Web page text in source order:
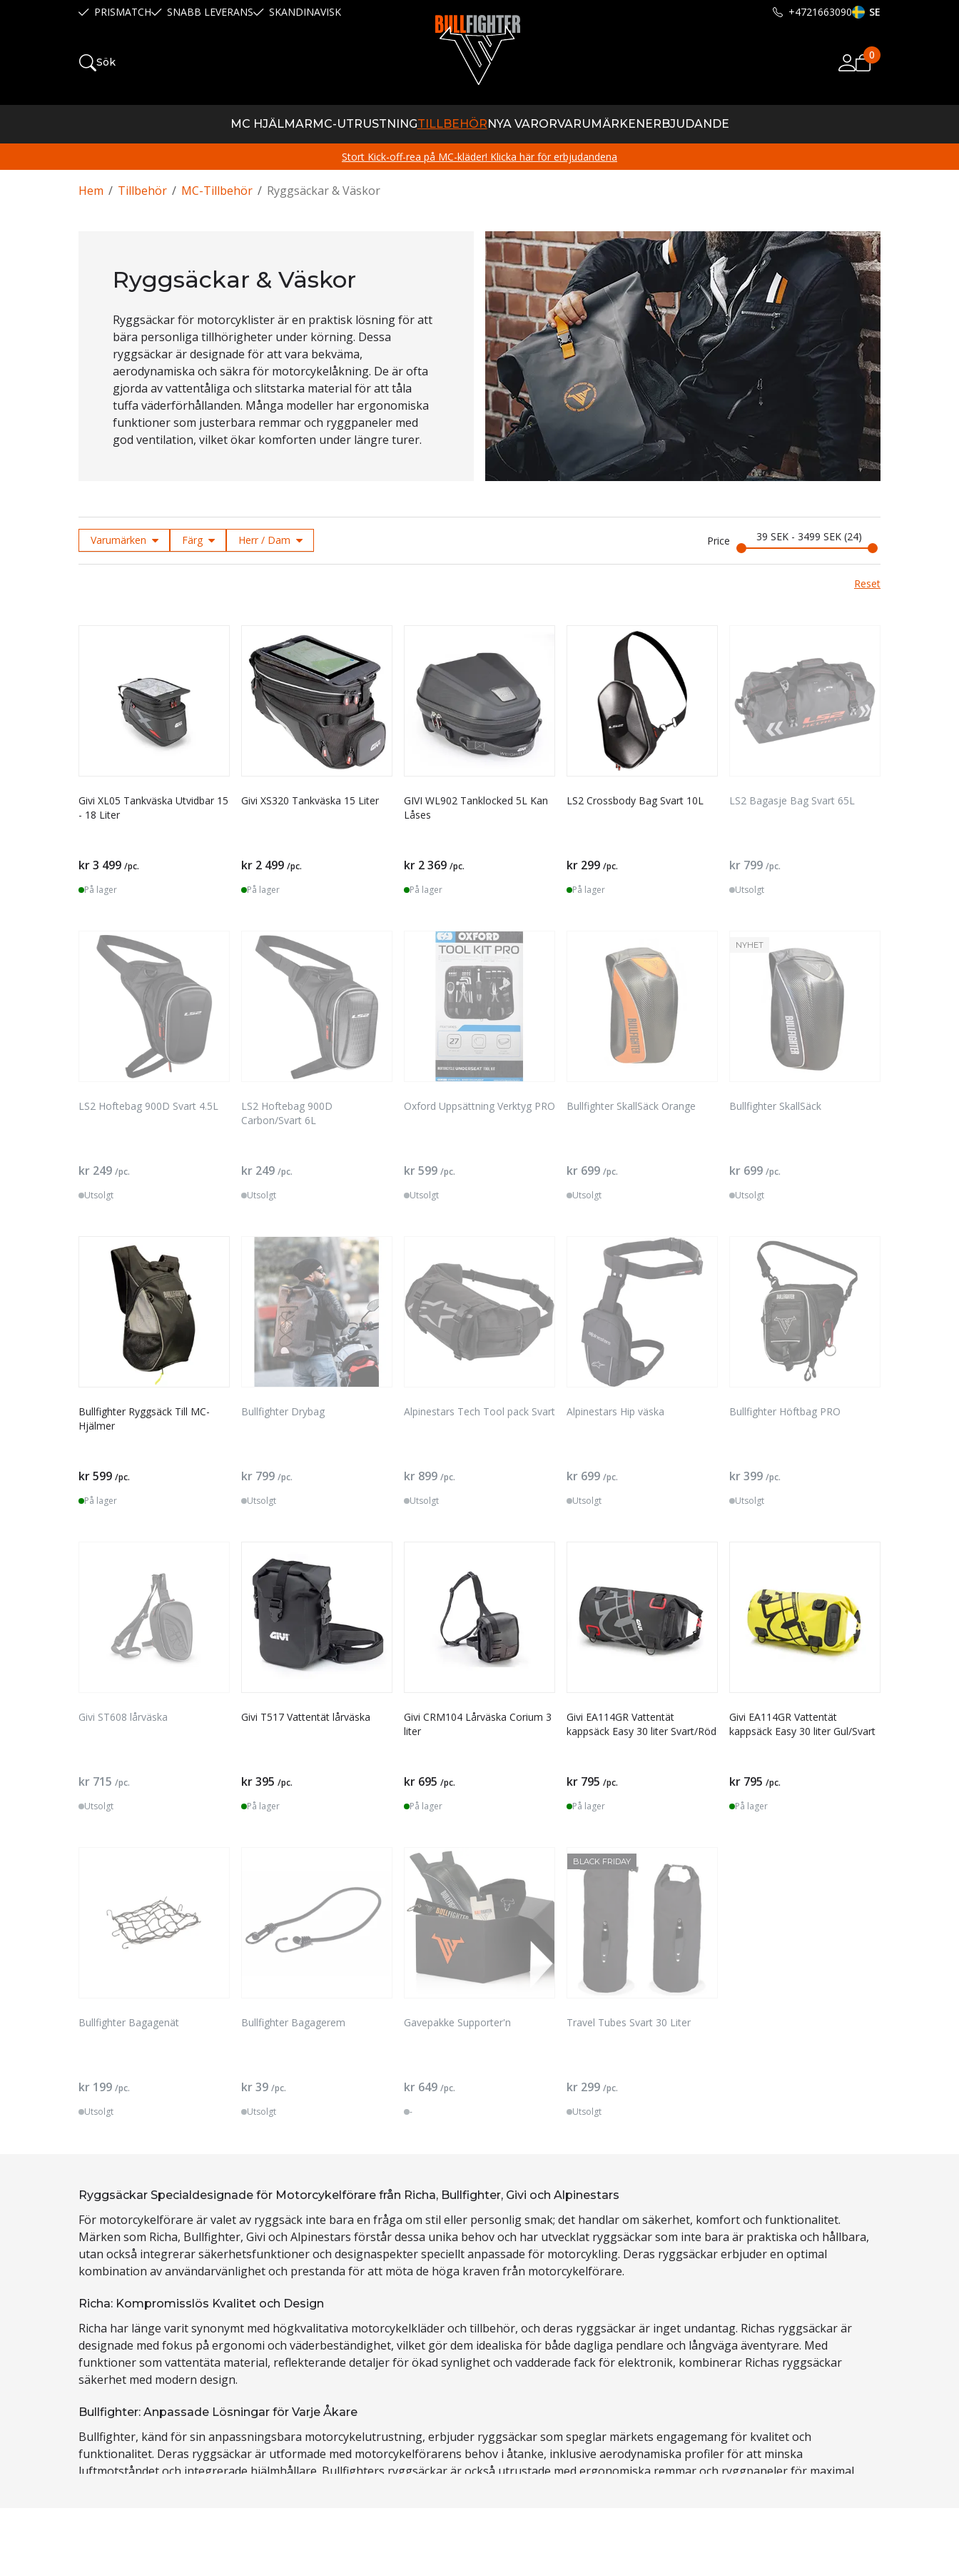
PRISMATCH SNABB LEVERANS SKANDINAVISK +4721663090 SE
Sök
0
MC HJÄLMARMC-UTRUSTNINGTILLBEHÖRNYA VARORVARUMÄRKENERBJUDANDE
Stort Kick-off-rea på MC-kläder! Klicka här för erbjudandena
/
Hem /
Tillbehör /
MC-Tillbehör Ryggsäckar & Väskor
Ryggsäckar & Väskor
Ryggsäckar för motorcyklister är en praktisk lösning för att
bära personliga tillhörigheter under körning. Dessa
ryggsäckar är designade för att vara bekväma,
aerodynamiska och säkra för motorcykelåkning. De är ofta
gjorda av vattentåliga och slitstarka material för att tåla
tuffa väderförhållanden. Många modeller har ergonomiska
funktioner som justerbara remmar och ryggpaneler med
god ventilation, vilket ökar komforten under längre turer.
resväskor och är ett oumbärligt tillbehör för den moderna
motorcyklisten.
Varumärken Färg Herr / Dam Price 39 SEK - 3499 SEK 24
Reset
Givi XL05 Tankväska Utvidbar 15
- 18 Liter
kr 3 499 /pc.
På lager
Givi XS320 Tankväska 15 Liter
kr 2 499 /pc.
På lager
GIVI WL902 Tanklocked 5L Kan
Låses
kr 2 369 /pc.
På lager
LS2 Crossbody Bag Svart 10L
kr 299 /pc.
På lager
LS2 Bagasje Bag Svart 65L
kr 799 /pc.
Utsolgt
LS2 Hoftebag 900D Svart 4.5L
kr 249 /pc.
Utsolgt
LS2 Hoftebag 900D
Carbon/Svart 6L
kr 249 /pc.
Utsolgt
Oxford Uppsättning Verktyg PRO
kr 599 /pc.
Utsolgt
Bullfighter SkallSäck Orange
kr 699 /pc.
Utsolgt
NYHET
Bullfighter SkallSäck
kr 699 /pc.
Utsolgt
Bullfighter Ryggsäck Till MC-
Hjälmer
kr 599 /pc.
På lager
Bullfighter Drybag
kr 799 /pc.
Utsolgt
Alpinestars Tech Tool pack Svart
kr 899 /pc.
Utsolgt
Alpinestars Hip väska
kr 699 /pc.
Utsolgt
Bullfighter Höftbag PRO
kr 399 /pc.
Utsolgt
Givi ST608 lårväska
kr 715 /pc.
Utsolgt
Givi T517 Vattentät lårväska
kr 395 /pc.
På lager
Givi CRM104 Lårväska Corium 3
liter
kr 695 /pc.
På lager
Givi EA114GR Vattentät
kappsäck Easy 30 liter Svart/Röd
kr 795 /pc.
På lager
Givi EA114GR Vattentät
kappsäck Easy 30 liter Gul/Svart
kr 795 /pc.
På lager
Bullfighter Bagagenät
kr 199 /pc.
Utsolgt
Bullfighter Bagagerem
kr 39 /pc.
Utsolgt
Gavepakke Supporter'n
kr 649 /pc.
-
BLACK FRIDAY
Travel Tubes Svart 30 Liter
kr 299 /pc.
Utsolgt
Ryggsäckar Specialdesignade för Motorcykelförare från Richa, Bullfighter, Givi och Alpinestars
För motorcykelförare är valet av ryggsäck inte bara en fråga om stil eller personlig smak; det handlar om säkerhet, komfort och funktionalitet.
Märken som Richa, Bullfighter, Givi och Alpinestars förstår dessa unika behov och har utvecklat ryggsäckar som inte bara är praktiska och hållbara,
utan också integrerar säkerhetsfunktioner och designaspekter speciellt anpassade för motorcykling. Deras ryggsäckar erbjuder en optimal
kombination av användarvänlighet och prestanda för att möta de höga kraven från motorcykelförare.
Richa: Kompromisslös Kvalitet och Design
Richa har länge varit synonymt med högkvalitativa motorcykelkläder och tillbehör, och deras ryggsäckar är inget undantag. Richas ryggsäckar är
designade med fokus på ergonomi och väderbeständighet, vilket gör dem idealiska för både dagliga pendlare och långväga äventyrare. Med
funktioner som vattentäta material, reflekterande detaljer för ökad synlighet och vadderade fack för elektronik, kombinerar Richas ryggsäckar
säkerhet med modern design.
Bullfighter: Anpassade Lösningar för Varje Åkare
Bullfighter, känd för sin anpassningsbara motorcykelutrustning, erbjuder ryggsäckar som speglar märkets engagemang för kvalitet och
funktionalitet. Deras ryggsäckar är utformade med motorcykelförarens behov i åtanke, inklusive aerodynamiska profiler för att minska
luftmotståndet och integrerade hjälmhållare. Bullfighters ryggsäckar är också utrustade med ergonomiska remmar och ryggpaneler för maximal